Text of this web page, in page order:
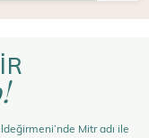
Mitr adı ile